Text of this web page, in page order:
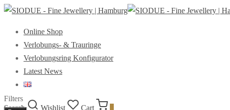
Online Shop
Verlobungs- & Trauringe
Verlobungsring Konfigurator
Latest News
Search Wishlist Cart
Filters